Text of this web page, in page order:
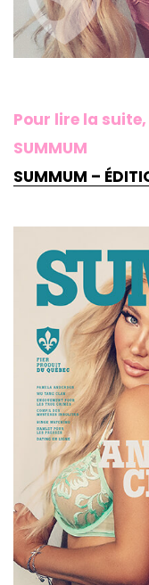
Pour lire la
SUMMUM
SUMMUM –